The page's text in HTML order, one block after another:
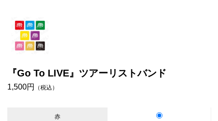
『Go To LIVE』ツアーリストバンド
1,500円 （税込）
赤